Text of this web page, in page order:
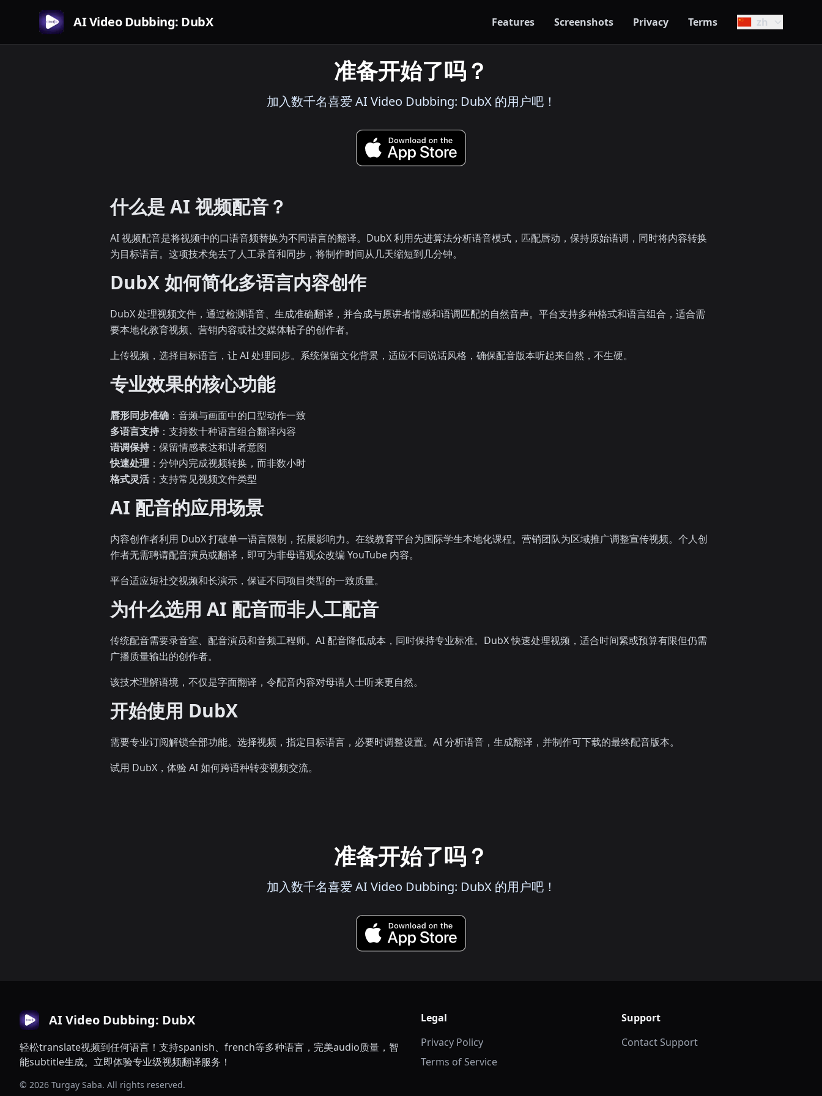
AI Video Dubbing: DubX Features Screenshots Privacy Terms zh
准备开始了吗？
加入数千名喜爱 AI Video Dubbing: DubX 的用户吧！
什么是 AI 视频配音？
AI 视频配音是将视频中的口语音频替换为不同语言的翻译。DubX 利用先进算法分析语音模式，匹配唇动，保持原始语调，同时将内容转换
为目标语言。这项技术免去了人工录音和同步，将制作时间从几天缩短到几分钟。
DubX 如何简化多语言内容创作
DubX 处理视频文件，通过检测语音、生成准确翻译，并合成与原讲者情感和语调匹配的自然音声。平台支持多种格式和语言组合，适合需
要本地化教育视频、营销内容或社交媒体帖子的创作者。
上传视频，选择目标语言，让 AI 处理同步。系统保留文化背景，适应不同说话风格，确保配音版本听起来自然，不生硬。
专业效果的核心功能
唇形同步准确 ：音频与画面中的口型动作一致
多语言支持 ：支持数十种语言组合翻译内容
语调保持 ：保留情感表达和讲者意图
快速处理 ：分钟内完成视频转换，而非数小时
格式灵活：支持常见视频文件类型
AI 配音的应用场景
内容创作者利用 DubX 打破单一语言限制，拓展影响力。在线教育平台为国际学生本地化课程。营销团队为区域推广调整宣传视频。个人创
作者无需聘请配音演员或翻译，即可为非母语观众改编 YouTube 内容。
平台适应短社交视频和长演示，保证不同项目类型的一致质量。
为什么选用 AI 配音而非人工配音
传统配音需要录音室、配音演员和音频工程师。AI 配音降低成本，同时保持专业标准。DubX 快速处理视频，适合时间紧或预算有限但仍需
广播质量输出的创作者。
该技术理解语境，不仅是字面翻译，令配音内容对母语人士听来更自然。
开始使用 DubX
需要专业订阅解锁全部功能。选择视频，指定目标语言，必要时调整设置。AI 分析语音，生成翻译，并制作可下载的最终配音版本。
试用 DubX，体验 AI 如何跨语种转变视频交流。
准备开始了吗？
加入数千名喜爱 AI Video Dubbing: DubX 的用户吧！
AI Video Dubbing: DubX
轻松translate视频到任何语言！支持spanish、french等多种语言，完美audio质量，智
能subtitle生成。立即体验专业级视频翻译服务！
© 2026 Turgay Saba. All rights reserved.
Legal
Privacy Policy
Terms of Service
Support
Contact Support